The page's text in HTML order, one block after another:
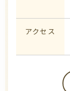
アクセス